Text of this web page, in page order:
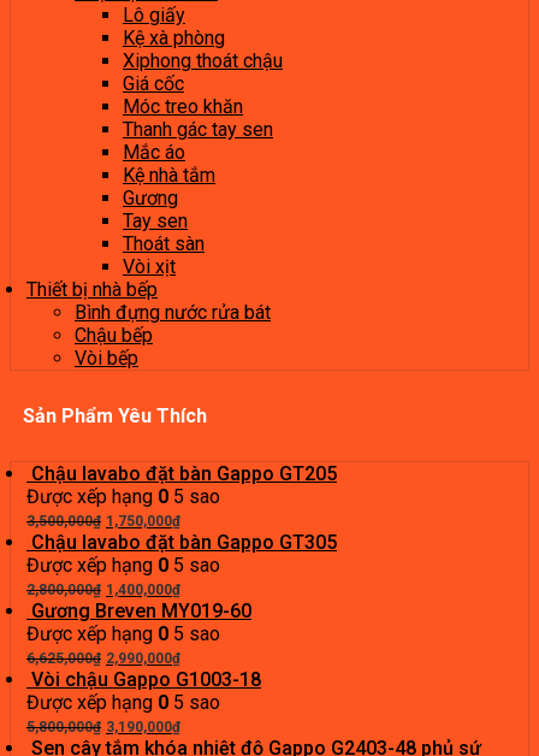
Lô giấy
Kệ xà phòng
Xiphong thoát chậu
Giá cốc
Móc treo khăn
Thanh gác tay sen
Mắc áo
Kệ nhà tắm
Gương
Tay sen
Thoát sàn
Vòi xịt
Thiết bị nhà bếp
Bình đựng nước rửa bát
Chậu bếp
Vòi bếp
Sản Phẩm Yêu Thích
Chậu lavabo đặt bàn Gappo GT205
Được xếp hạng 0 5 sao
3,500,000₫ Giá
gốc
là:
3,500,000₫.
1,750,000₫Giá
hiện
tại
là:
1,750,000₫.
Chậu lavabo đặt bàn Gappo GT305
Được xếp hạng 0 5 sao
2,800,000₫ Giá
gốc
là:
2,800,000₫.
1,400,000₫Giá
hiện
tại
là:
1,400,000₫.
Gương Breven MY019-60
Được xếp hạng 0 5 sao
6,625,000₫ Giá
gốc
là:
6,625,000₫.
2,990,000₫Giá
hiện
tại
là:
2,990,000₫.
Vòi chậu Gappo G1003-18
Được xếp hạng 0 5 sao
5,800,000₫ Giá
gốc
3,190,000₫Giá
hiện
Sen cây tắm khóa nhiệt độ Gappo G2403-48 phủ sứ